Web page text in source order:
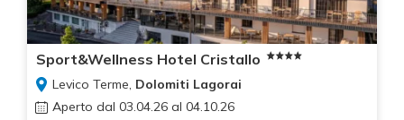
Sport&Wellness Hotel Cristallo
Levico Terme, Dolomiti Lagorai
Aperto dal 03.04.26 al 04.10.26